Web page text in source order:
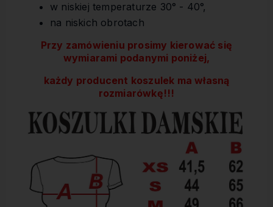
w niskiej temperaturze 30° - 40°,
na niskich obrotach
Przy zamówieniu prosimy kierować się
wymiarami podanymi poniżej,
każdy producent koszulek ma własną
rozmiarówkę!!!